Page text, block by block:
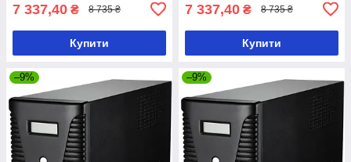
7 337,40 ₴ 8 735 ₴
Купити
7 337,40 ₴ 8 735 ₴
Купити
–9% –9%